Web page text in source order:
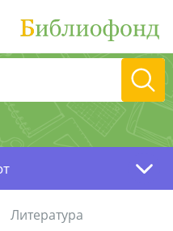
Литература